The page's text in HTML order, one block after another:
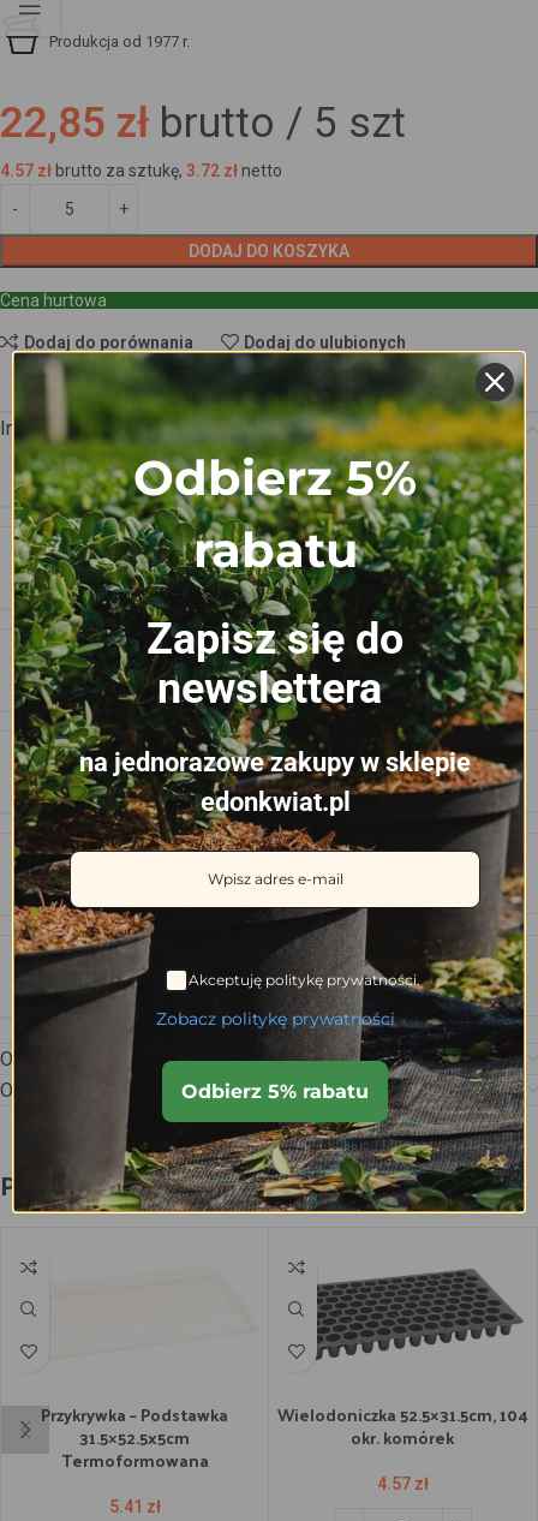
Produkcja od 1977 r.
22,85 zł brutto / 5 szt
4.57 zł brutto za sztukę, 3.72 zł netto
DODAJ DO KOSZYKA
Cena hurtowa
Dodaj do porównania Dodaj do ulubionych
Informacje dodatkowe
WAGA
0.198 kg
WYMIARY 52.5 × 31.5 × 4.5 cm
LICZKA KOMÓREK W TACY 60 szt
WYMIAR KOMÓRKI 45 x 45 x 50 mm
POJEMNOŚĆ KOMÓRKI 0.070 L
LICZBA KOMÓREK NA M2 360 szt
Opis
Opinie (0)
Podobne produkty
Przykrywka – Podstawka
31.5×52.5x5cm
Termoformowana
5.41 zł
Wielodoniczka 52.5×31.5cm, 104
okr. komórek
4.57 zł
Odbierz 5%
rabatu
Zapisz się do
newslettera
na jednorazowe zakupy w sklepie
edonkwiat.pl
Akceptuję politykę prywatności.
Zobacz politykę prywatności
Odbierz 5% rabatu